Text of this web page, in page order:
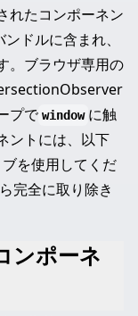
れたコンポーネン
ドルに含まれ、
。ブラウザ専用の
プで window に触
ントには、以下
を使用してくだ
完全に取り除き
ンポーネ